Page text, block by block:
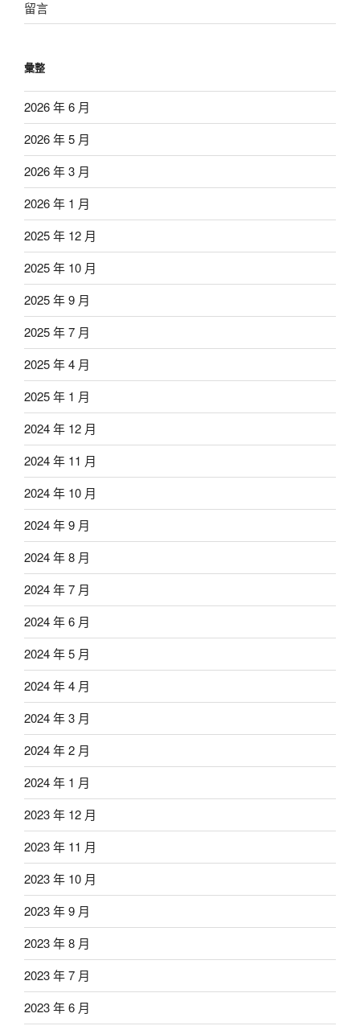
留言
彙整
2026 年 6 月
2026 年 5 月
2026 年 3 月
2026 年 1 月
2025 年 12 月
2025 年 10 月
2025 年 9 月
2025 年 7 月
2025 年 4 月
2025 年 1 月
2024 年 12 月
2024 年 11 月
2024 年 10 月
2024 年 9 月
2024 年 8 月
2024 年 7 月
2024 年 6 月
2024 年 5 月
2024 年 4 月
2024 年 3 月
2024 年 2 月
2024 年 1 月
2023 年 12 月
2023 年 11 月
2023 年 10 月
2023 年 9 月
2023 年 8 月
2023 年 7 月
2023 年 6 月